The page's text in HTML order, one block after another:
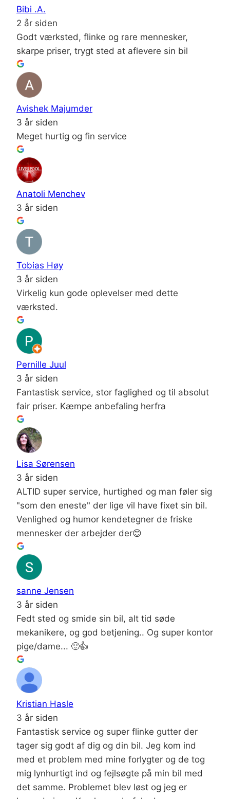
Bibi .A.
2 år siden
Godt værksted, flinke og rare mennesker,
skarpe priser, trygt sted at aflevere sin bil
Avishek Majumder
3 år siden
Meget hurtig og fin service
Anatoli Menchev
3 år siden
Tobias Høy
3 år siden
Virkelig kun gode oplevelser med dette
værksted.
Pernille Juul
3 år siden
Fantastisk service, stor faglighed og til absolut
fair priser. Kæmpe anbefaling herfra
Lisa Sørensen
3 år siden
ALTID super service, hurtighed og man føler sig
"som den eneste" der lige vil have fixet sin bil.
Venlighed og humor kendetegner de friske
mennesker der arbejder der😊
sanne Jensen
3 år siden
Fedt sted og smide sin bil, alt tid søde
mekanikere, og god betjening.. Og super kontor
pige/dame... 🙂👍
Kristian Hasle
3 år siden
Fantastisk service og super flinke gutter der
tager sig godt af dig og din bil. Jeg kom ind
med et problem med mine forlygter og de tog
mig lynhurtigt ind og fejlsøgte på min bil med
det samme. Problemet blev løst og jeg er